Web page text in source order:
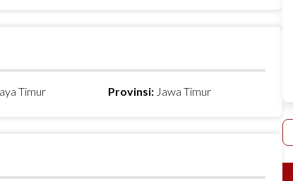
Timur Provinsi: Jawa Timur